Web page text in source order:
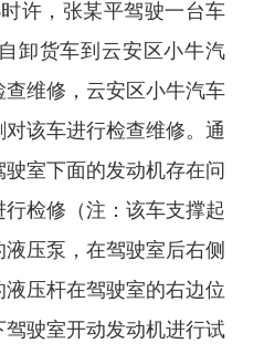
许，张某平驾驶一台车
卸货车到云安区小牛汽
维修，云安区小牛汽车
该车进行检查维修。通
室下面的发动机存在问
检修（注：该车支撑起
压泵，在驾驶室后右侧
压杆在驾驶室的右边位
驶室开动发动机进行试